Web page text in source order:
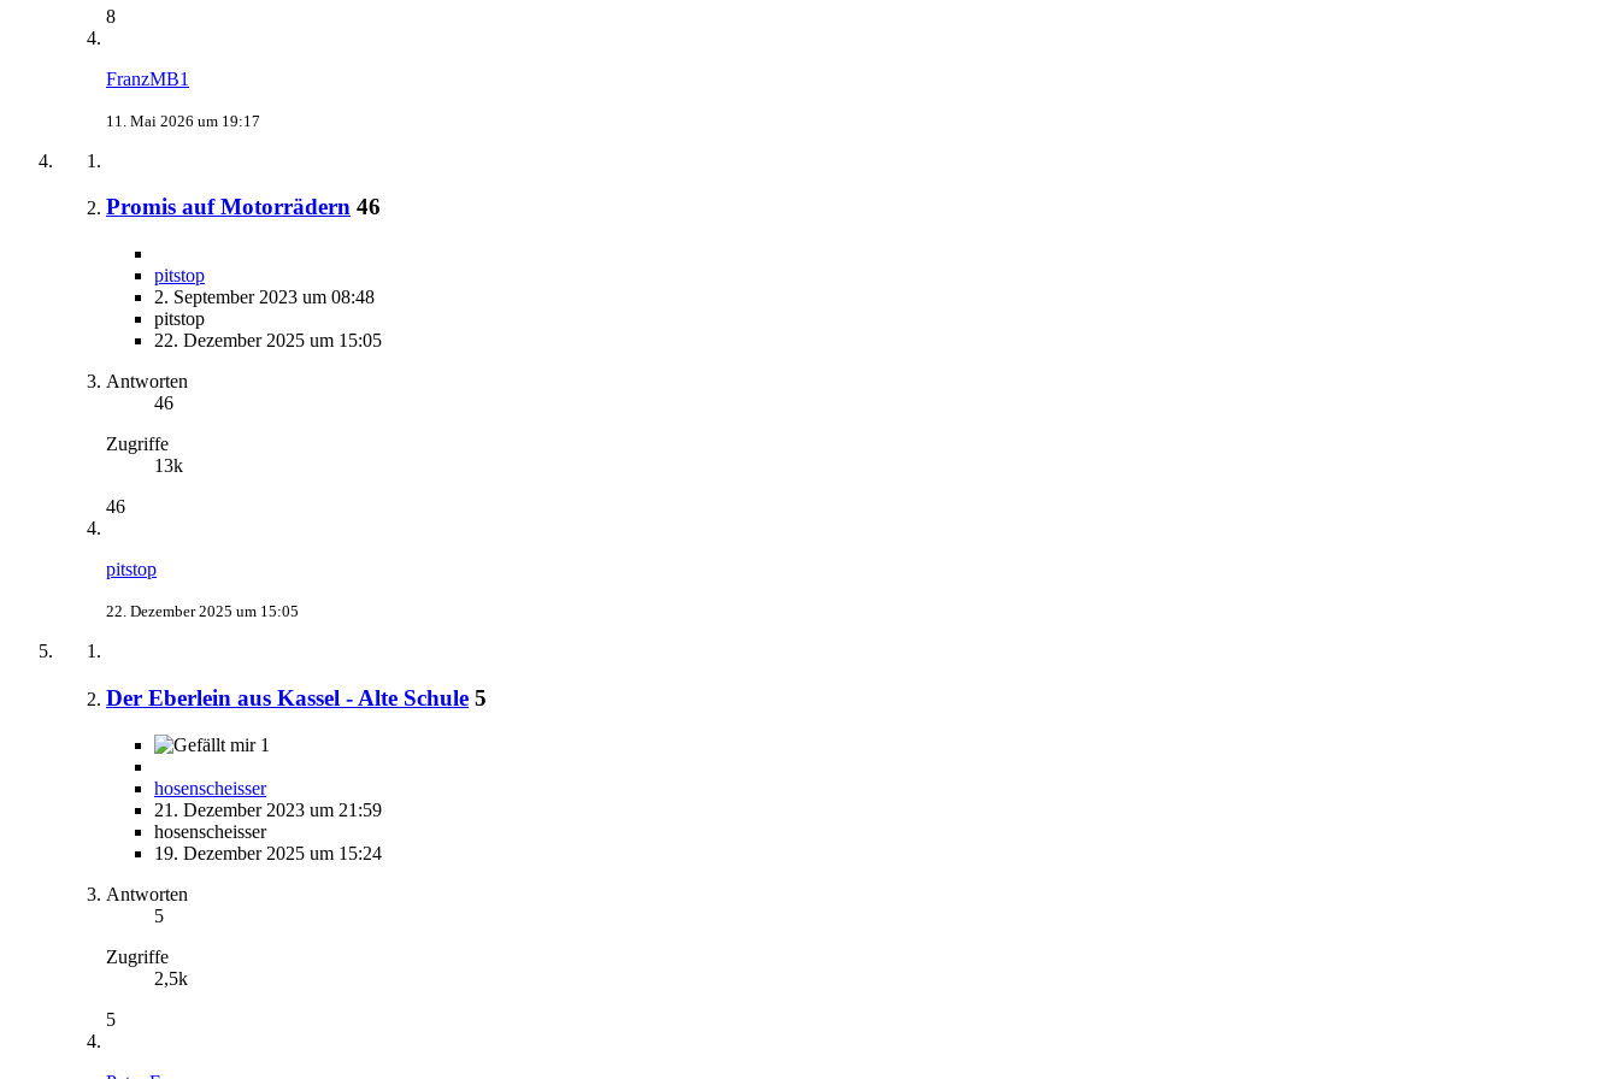
8
FranzMB1
11. Mai 2026 um 19:17
Promis auf Motorrädern 46
pitstop
2. September 2023 um 08:48
pitstop
22. Dezember 2025 um 15:05
Antworten
46
Zugriffe
13k
46
pitstop
22. Dezember 2025 um 15:05
Der Eberlein aus Kassel - Alte Schule 5
1
hosenscheisser
21. Dezember 2023 um 21:59
hosenscheisser
19. Dezember 2025 um 15:24
Antworten
5
Zugriffe
2,5k
5